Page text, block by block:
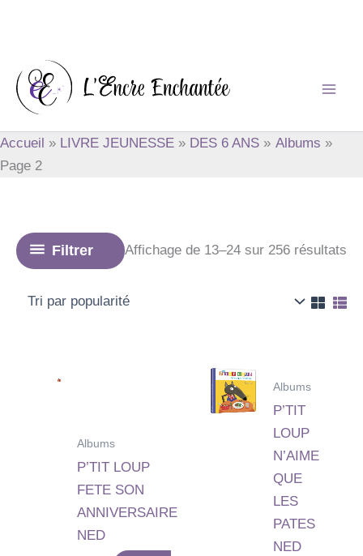
contenu
Accueil LIVRE JEUNESSE DES 6 ANS
Albums
Page 2
Filtrer Affichage de 13–24 sur 256 résultats
Albums
P’TIT LOUP
FETE SON
ANNIVERSAIRE
NED
Albums
P’TIT
LOUP
N’AIME
QUE
LES
PATES
NED